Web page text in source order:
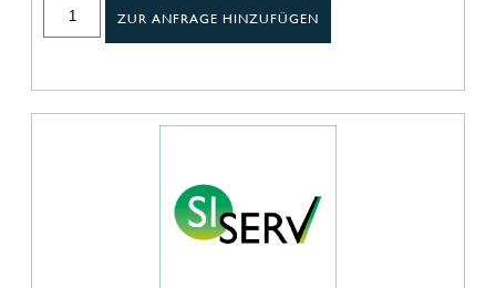
ZUR ANFRAGE HINZUFÜGEN